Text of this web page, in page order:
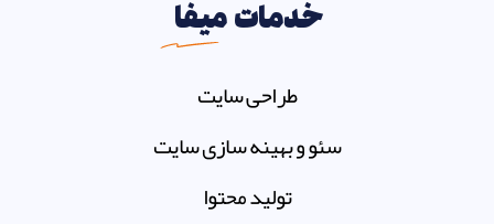
خدماتمیفا
طراحی سایت
سئو و بهینه سازی سایت
تولید محتوا